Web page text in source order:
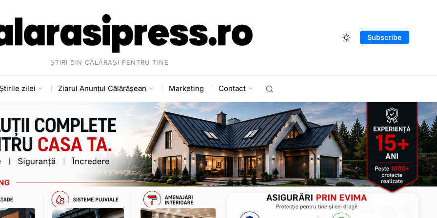
ȘTIRI DIN CĂLĂRAȘI PENTRU TINE
Subscribe
zilei Ziarul Anunțul Călărășean Marketing Contact